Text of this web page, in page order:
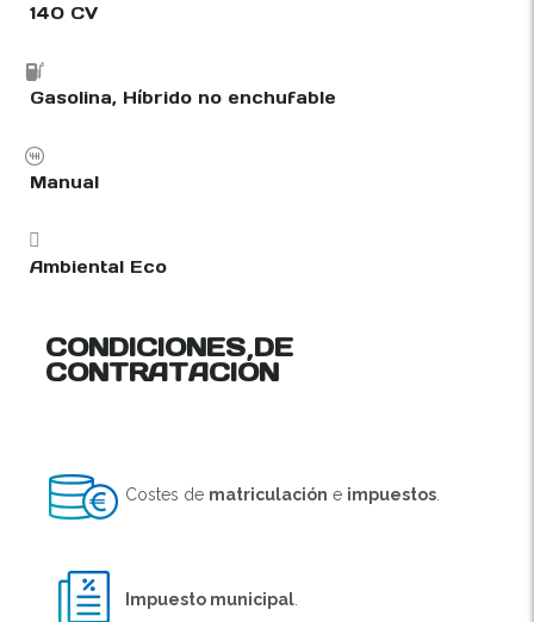
140 CV
Gasolina, Híbrido no enchufable
Manual
Ambiental Eco
CONDICIONES DE
CONTRATACIÓN
Costes de matriculación e impuestos
Impuesto municipal